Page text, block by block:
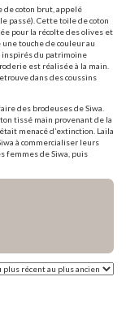
de coton brut, appelé
passé). Cette toile de coton
pour la récolte des olives et
touche de couleur au
inspirés du patrimoine
est réalisée à la main.
dans des coussins
des brodeuses de Siwa.
tissé main provenant de la
menacé d’extinction. Laila
à commercialiser leurs
femmes de Siwa, puis